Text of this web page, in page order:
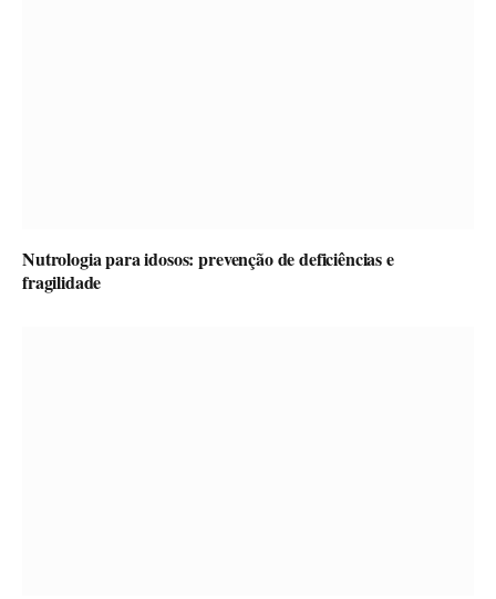
Nutrologia para idosos: prevenção de deficiências e
fragilidade